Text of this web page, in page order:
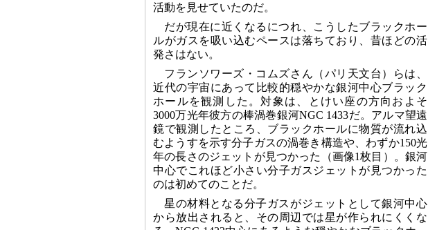
活動を見せていたのだ。
だが現在に近くなるにつれ、こうしたブラックホー
ルがガスを吸い込むペースは落ちており、昔ほどの活
発さはない。
フランソワーズ・コムズさん（パリ天文台）らは、
近代の宇宙にあって比較的穏やかな銀河中心ブラック
ホールを観測した。対象は、とけい座の方向およそ
3000万光年彼方の棒渦巻銀河NGC 1433だ。アルマ望遠
鏡で観測したところ、ブラックホールに物質が流れ込
むようすを示す分子ガスの渦巻き構造や、わずか150光
年の長さのジェットが見つかった（画像1枚目）。銀河
中心でこれほど小さい分子ガスジェットが見つかった
のは初めてのことだ。
星の材料となる分子ガスがジェットとして銀河中心
から放出されると、その周辺では星が作られにくくな